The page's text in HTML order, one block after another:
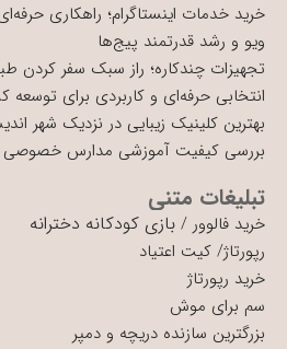
خرید خدمات اینستاگرام؛ راهکاری
ویو و رشد قدرتمند پیج‌ها
تجهیزات چندکاره؛ راز سبک سفر کردن
انتخابی حرفه‌ای و کاربردی برای
بهترین کلینیک زیبایی در نزدیک شهر
بررسی کیفیت آموزشی مدارس خصوصی
تبلیغات متنی
خرید فالوور / بازی کودکانه دخترانه
رپورتاژ/ کیت اعتیاد
خرید رپورتاژ
سم برای موش
بزرگترین سازنده دریچه و دمپر